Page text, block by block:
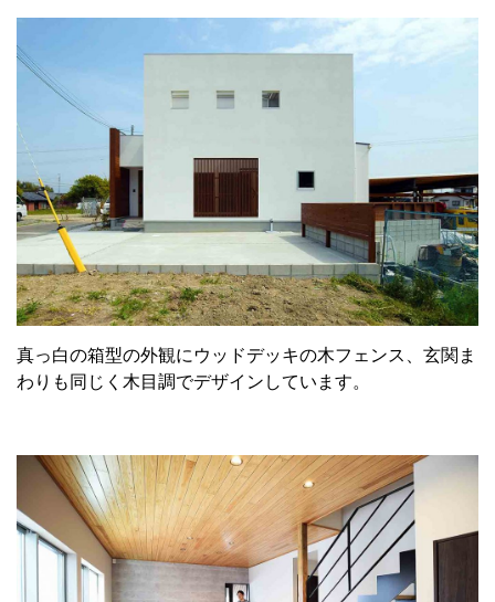
真っ白の箱型の外観にウッドデッキの木フェンス、玄関ま
わりも同じく木目調でデザインしています。